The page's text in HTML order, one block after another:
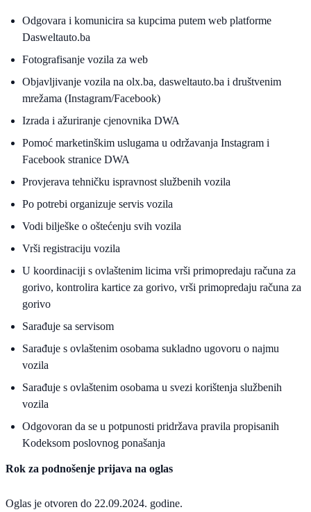
Odgovara i komunicira sa kupcima putem web platforme
Dasweltauto.ba
Fotografisanje vozila za web
Objavljivanje vozila na olx.ba, dasweltauto.ba i društvenim
mrežama (Instagram/Facebook)
Izrada i ažuriranje cjenovnika DWA
Pomoć marketinškim uslugama u održavanja Instagram i
Facebook stranice DWA
Provjerava tehničku ispravnost službenih vozila
Po potrebi organizuje servis vozila
Vodi bilješke o oštećenju svih vozila
Vrši registraciju vozila
U koordinaciji s ovlaštenim licima vrši primopredaju računa za
gorivo, kontrolira kartice za gorivo, vrši primopredaju računa za
gorivo
Sarađuje sa servisom
Sarađuje s ovlaštenim osobama sukladno ugovoru o najmu
vozila
Sarađuje s ovlaštenim osobama u svezi korištenja službenih
vozila
Odgovoran da se u potpunosti pridržava pravila propisanih
Kodeksom poslovnog ponašanja
Rok za podnošenje prijava na oglas
Oglas je otvoren do 22.09.2024. godine.